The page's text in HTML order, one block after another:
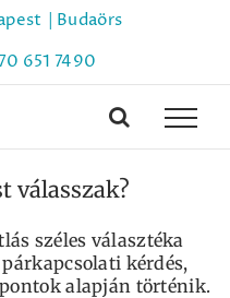
| Budaörs
651 7490
válasszak?
széles választéka
kérdés,
alapján történik.